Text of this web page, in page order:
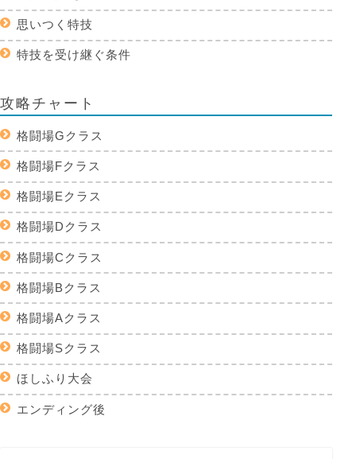
思いつく特技
特技を受け継ぐ条件
攻略チャート
格闘場Gクラス
格闘場Fクラス
格闘場Eクラス
格闘場Dクラス
格闘場Cクラス
格闘場Bクラス
格闘場Aクラス
格闘場Sクラス
ほしふり大会
エンディング後